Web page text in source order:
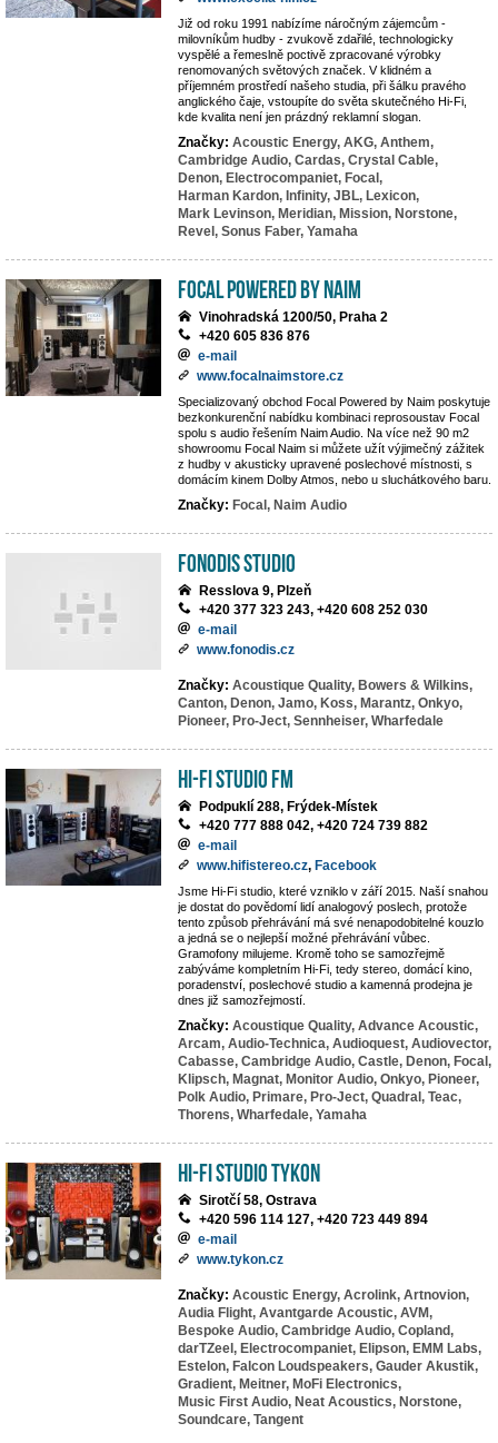
Již od roku 1991 nabízíme náročným zájemcům -
milovníkům hudby - zvukově zdařilé, technologicky
vyspělé a řemeslně poctivě zpracované výrobky
renomovaných světových značek. V klidném a
příjemném prostředí našeho studia, při šálku pravého
anglického čaje, vstoupíte do světa skutečného Hi-Fi,
kde kvalita není jen prázdný reklamní slogan.
Značky: Acoustic Energy, AKG, Anthem,
Cambridge Audio, Cardas, Crystal Cable,
Denon, Electrocompaniet, Focal,
Harman Kardon, Infinity, JBL, Lexicon,
Mark Levinson, Meridian, Mission, Norstone,
Revel, Sonus Faber, Yamaha
Focal powered by Naim
Vinohradská 1200/50, Praha 2
+420 605 836 876
e-mail
www.focalnaimstore.cz
Specializovaný obchod Focal Powered by Naim poskytuje
bezkonkurenční nabídku kombinaci reprosoustav Focal
spolu s audio řešením Naim Audio. Na více než 90 m2
showroomu Focal Naim si můžete užít výjimečný zážitek
z hudby v akusticky upravené poslechové místnosti, s
domácím kinem Dolby Atmos, nebo u sluchátkového baru.
Značky: Focal, Naim Audio
Fonodis studio
Resslova 9, Plzeň
+420 377 323 243, +420 608 252 030
e-mail
www.fonodis.cz
Značky: Acoustique Quality, Bowers & Wilkins,
Canton, Denon, Jamo, Koss, Marantz, Onkyo,
Pioneer, Pro-Ject, Sennheiser, Wharfedale
Hi-Fi Studio FM
Podpuklí 288, Frýdek-Místek
+420 777 888 042, +420 724 739 882
e-mail
www.hifistereo.cz, Facebook
Jsme Hi-Fi studio, které vzniklo v září 2015. Naší snahou
je dostat do povědomí lidí analogový poslech, protože
tento způsob přehrávání má své nenapodobitelné kouzlo
a jedná se o nejlepší možné přehrávání vůbec.
Gramofony milujeme. Kromě toho se samozřejmě
zabýváme kompletním Hi-Fi, tedy stereo, domácí kino,
poradenství, poslechové studio a kamenná prodejna je
dnes již samozřejmostí.
Značky: Acoustique Quality, Advance Acoustic,
Arcam, Audio-Technica, Audioquest, Audiovector,
Cabasse, Cambridge Audio, Castle, Denon, Focal,
Klipsch, Magnat, Monitor Audio, Onkyo, Pioneer,
Polk Audio, Primare, Pro-Ject, Quadral, Teac,
Thorens, Wharfedale, Yamaha
HI-FI studio TYKON
Sirotčí 58, Ostrava
+420 596 114 127, +420 723 449 894
e-mail
www.tykon.cz
Značky: Acoustic Energy, Acrolink, Artnovion,
Audia Flight, Avantgarde Acoustic, AVM,
Bespoke Audio, Cambridge Audio, Copland,
darTZeel, Electrocompaniet, Elipson, EMM Labs,
Estelon, Falcon Loudspeakers, Gauder Akustik,
Gradient, Meitner, MoFi Electronics,
Music First Audio, Neat Acoustics, Norstone,
Soundcare, Tangent